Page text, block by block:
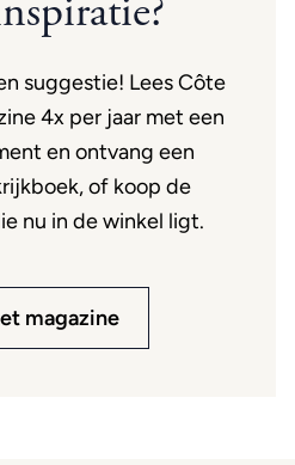
suggestie! Lees Côte
4x per jaar met een
en ontvang een
of koop de
nu in de winkel ligt.
magazine